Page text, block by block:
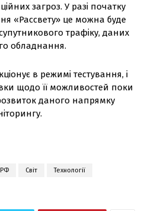
загроз. У разі початку
«Рассвету» це можна буде
трафіку, даних
обладнання.
в режимі тестування, і
щодо її можливостей поки
даного напрямку
РФ Світ Технології